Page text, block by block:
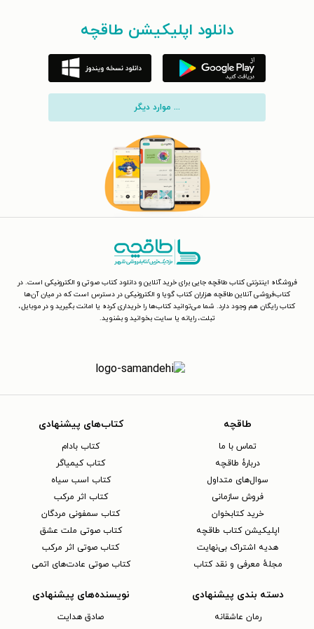
دانلود اپلیکیشن طاقچه
... موارد دیگر
فروشگاه اینترنتی کتاب طاقچه جایی برای خرید آنلاین و دانلود کتاب صوتی و الکترونیکی است. در
کتاب‌فروشی آنلاین طاقچه هزاران کتاب گویا و الکترونیکی در دسترس است که در میان آن‌ها
کتاب رایگان هم وجود دارد. شما می‌توانید کتاب‌ها را خریداری کرده یا امانت بگیرید و در موبایل،
تبلت، رایانه یا سایت بخوانید و بشنوید.
طاقچه
تماس با ما
دربارهٔ طاقچه
سوال‌های متداول
فروش سازمانی
خرید کتابخوان
اپلیکیشن کتاب طاقچه
هدیه اشتراک بی‌نهایت
مجلهٔ معرفی و نقد کتاب
کتاب‌های پیشنهادی
کتاب بادام
کتاب کیمیاگر
کتاب اسب سیاه
کتاب اثر مرکب
کتاب سمفونی مردگان
کتاب صوتی ملت عشق
کتاب صوتی اثر مرکب
کتاب صوتی عادت‌های اتمی
دسته بندی پیشنهادی
رمان عاشقانه
نویسنده‌های پیشنهادی
صادق هدایت